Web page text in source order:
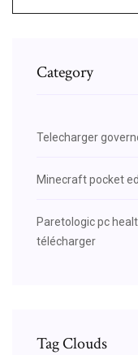
Category
Telecharger
Minecraft pocket
Paretologic pc
télécharger
Tag Clouds